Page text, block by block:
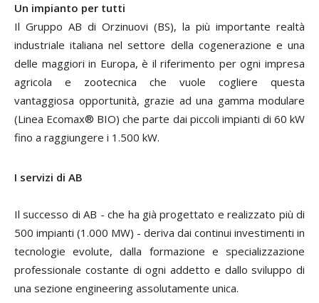
Un impianto per tutti
Il Gruppo AB di Orzinuovi (BS), la più importante realtà
industriale italiana nel settore della cogenerazione e una
delle maggiori in Europa, è il riferimento per ogni impresa
agricola e zootecnica che vuole cogliere questa
vantaggiosa opportunità, grazie ad una gamma modulare
(Linea Ecomax® BIO) che parte dai piccoli impianti di 60 kW
fino a raggiungere i 1.500 kW.
I servizi di AB
Il successo di AB - che ha già progettato e realizzato più di
500 impianti (1.000 MW) - deriva dai continui investimenti in
tecnologie evolute, dalla formazione e specializzazione
professionale costante di ogni addetto e dallo sviluppo di
una sezione engineering assolutamente unica.